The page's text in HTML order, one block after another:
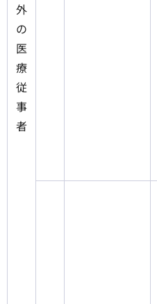
外
の
医
療
従
事
者